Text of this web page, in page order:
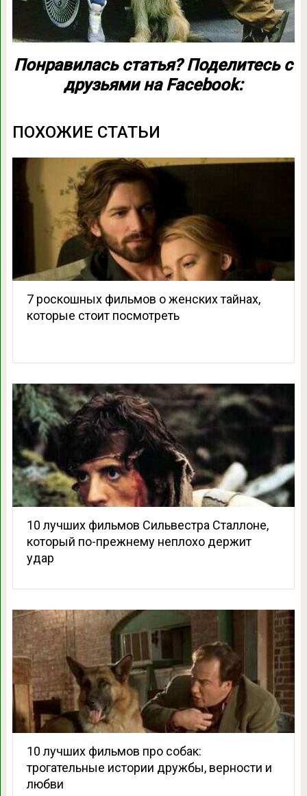
Понравилась статья? Поделитесь с
друзьями на Facebook:
ПОХОЖИЕ СТАТЬИ
7 роскошных фильмов о женских тайнах,
которые стоит посмотреть
10 лучших фильмов Сильвестра Сталлоне,
который по-прежнему неплохо держит
удар
10 лучших фильмов про собак:
трогательные истории дружбы, верности и
любви